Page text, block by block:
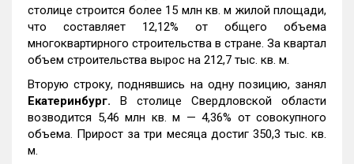
столице строится более 15 млн кв. м жилой площади,
что составляет 12,12% от общего объема
многоквартирного строительства в стране. За квартал
объем строительства вырос на 212,7 тыс. кв. м.
Вторую строку, поднявшись на одну позицию, занял
Екатеринбург. В столице Свердловской области
возводится 5,46 млн кв. м — 4,36% от совокупного
объема. Прирост за три месяца достиг 350,3 тыс. кв.
м.